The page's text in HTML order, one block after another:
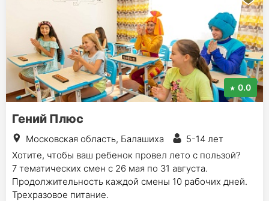
0.0
Гений Плюс
Московская область, Балашиха
5-14 лет
Хотите, чтобы ваш ребенок провел лето с пользой?
7 тематических смен с 26 мая по 31 августа.
Продолжительность каждой смены 10 рабочих дней.
Трехразовое питание.